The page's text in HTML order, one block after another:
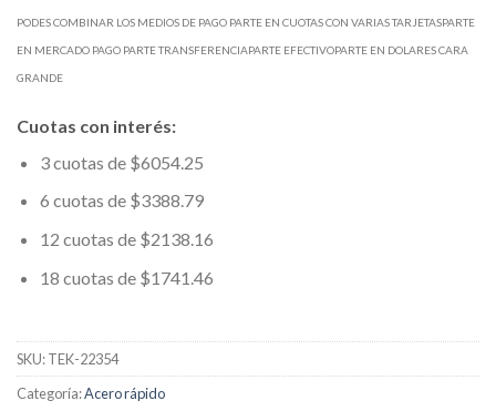
PODES COMBINAR LOS MEDIOS DE PAGO PARTE EN CUOTAS CON VARIAS TARJETASPARTE
EN MERCADO PAGO PARTE TRANSFERENCIAPARTE EFECTIVOPARTE EN DOLARES CARA
GRANDE
Cuotas con interés:
3 cuotas de $6054.25
6 cuotas de $3388.79
12 cuotas de $2138.16
18 cuotas de $1741.46
SKU:TEK-22354
Categoría:Acero rápido